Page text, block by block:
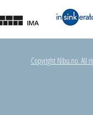
Copyright Nibu.no. All